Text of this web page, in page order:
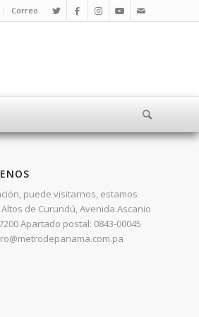
Correo
puede visitarnos, estamos
de Curundú, Avenida Ascanio
Apartado postal: 0843-00045